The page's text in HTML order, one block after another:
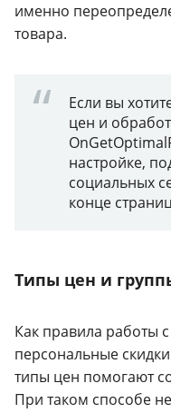
именно
товара.
Если вы
цен и
настройке,
социальных
конце
Типы цен и
Как правила работы
персональные
типы цен помогают
При таком способе